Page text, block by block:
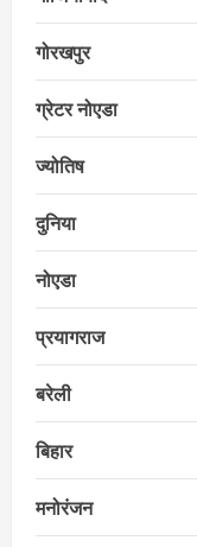
गोरखपुर
ग्रेटर नोएडा
ज्योतिष
दुनिया
नोएडा
प्रयागराज
बरेली
बिहार
मनोरंजन